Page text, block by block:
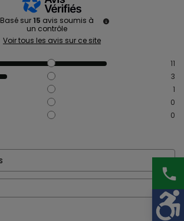
Basé sur 15 avis soumis à
un contrôle
Voir tous les avis sur ce site
11
3
1
0
0
phone